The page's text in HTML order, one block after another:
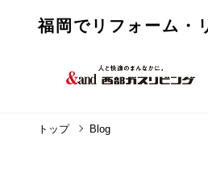
福岡でリフォーム・
トップ Blog